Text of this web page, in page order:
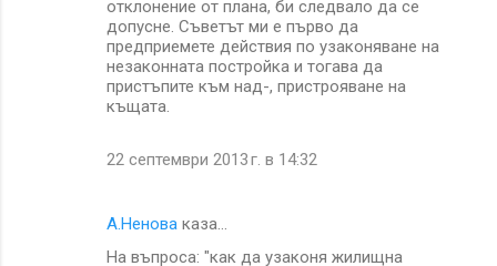
отклонение от плана, би следвало да се
допусне. Съветът ми е първо да
предприемете действия по узаконяване на
незаконната постройка и тогава да
пристъпите към над-, пристрояване на
къщата.
22 септември 2013 г. в 14:32
А.Ненова каза…
Нa въпроса: "как да узаконя жилищна